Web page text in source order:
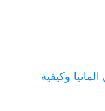
وكيفية